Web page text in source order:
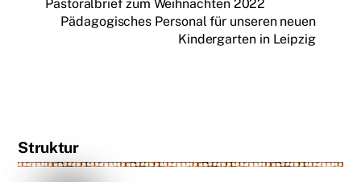
Pastoralbrief zum Weihnachten 2022
Pädagogisches Personal für unseren neuen
Kindergarten in Leipzig
Struktur